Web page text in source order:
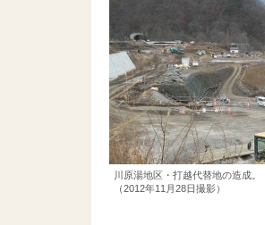
川原湯地区・打越代替地の造成。
（2012年11月28日撮影）